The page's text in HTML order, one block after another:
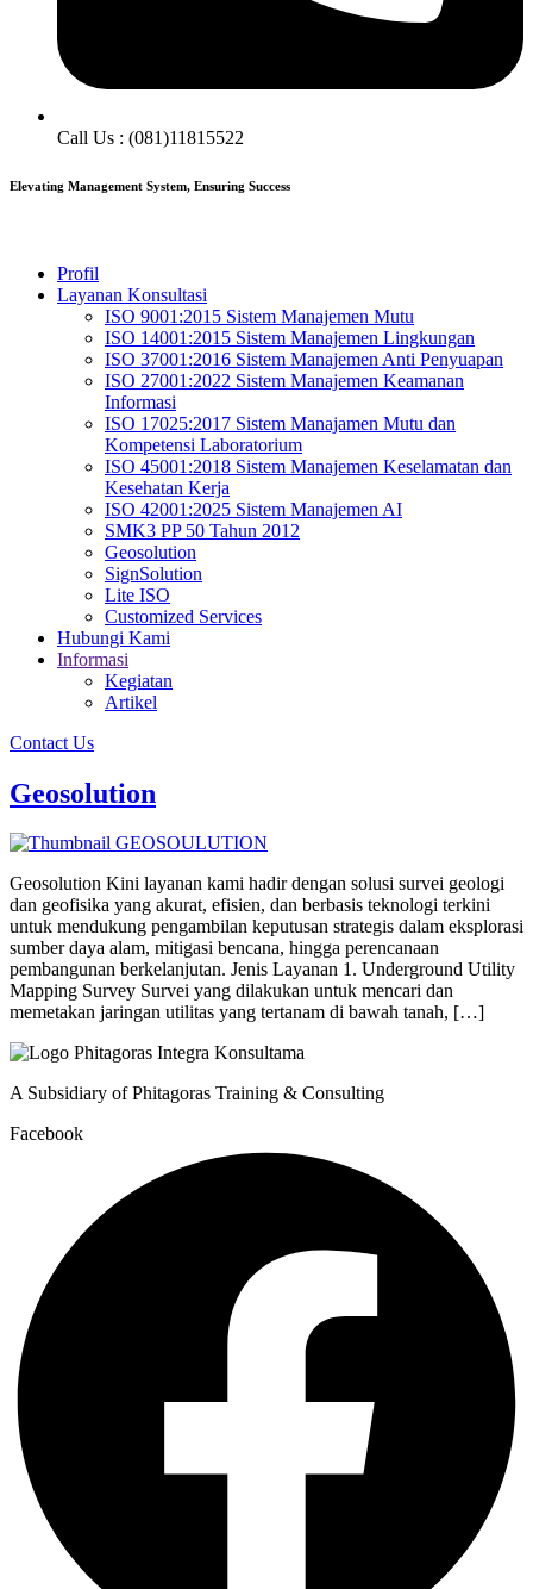
Call Us : (081)11815522
Elevating Management System, Ensuring Success
Profil
Layanan Konsultasi
ISO 9001:2015 Sistem Manajemen Mutu
ISO 14001:2015 Sistem Manajemen Lingkungan
ISO 37001:2016 Sistem Manajemen Anti Penyuapan
ISO 27001:2022 Sistem Manajemen Keamanan
Informasi
ISO 17025:2017 Sistem Manajamen Mutu dan
Kompetensi Laboratorium
ISO 45001:2018 Sistem Manajemen Keselamatan dan
Kesehatan Kerja
ISO 42001:2025 Sistem Manajemen AI
SMK3 PP 50 Tahun 2012
Geosolution
SignSolution
Lite ISO
Customized Services
Hubungi Kami
Informasi
Kegiatan
Artikel
Contact Us
Geosolution
Geosolution Kini layanan kami hadir dengan solusi survei geologi
dan geofisika yang akurat, efisien, dan berbasis teknologi terkini
untuk mendukung pengambilan keputusan strategis dalam eksplorasi
sumber daya alam, mitigasi bencana, hingga perencanaan
pembangunan berkelanjutan. Jenis Layanan 1. Underground Utility
Mapping Survey Survei yang dilakukan untuk mencari dan
memetakan jaringan utilitas yang tertanam di bawah tanah, […]
A Subsidiary of Phitagoras Training & Consulting
Facebook